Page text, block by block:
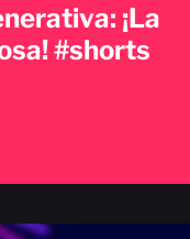
¡La
#shorts